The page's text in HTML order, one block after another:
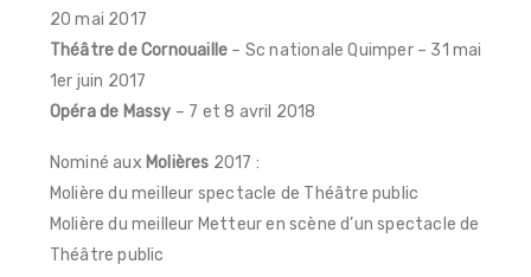
20 mai 2017
Théâtre de Cornouaille – Sc nationale Quimper – 31 mai
1er juin 2017
Opéra de Massy – 7 et 8 avril 2018
Nominé aux Molières 2017 :
Molière du meilleur spectacle de Théâtre public
Molière du meilleur Metteur en scène d’un spectacle de
Théâtre public